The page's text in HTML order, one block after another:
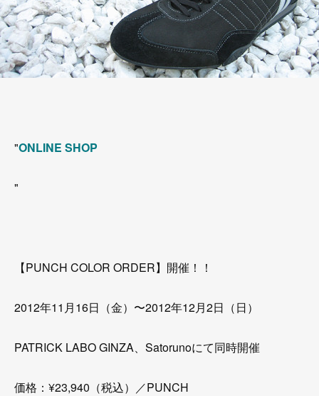
"ONLINE SHOP
"
【PUNCH COLOR ORDER】開催！！
2012年11月16日（金）〜2012年12月2日（日）
PATRICK LABO GINZA、Satorunoにて同時開催
価格：¥23,940（税込）／PUNCH